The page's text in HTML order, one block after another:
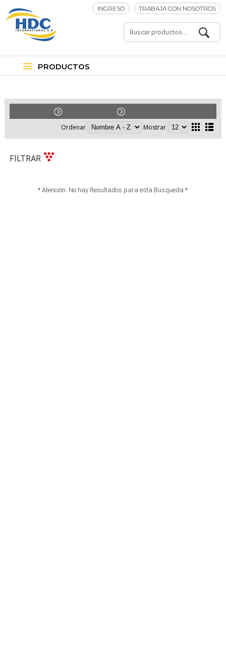
INGRESO TRABAJA CON NOSOTROS
PRODUCTOS
Ordenar Mostrar
FILTRAR
* Atención: No hay Resultados para esta Búsqueda *